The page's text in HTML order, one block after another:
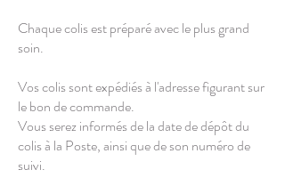
Chaque colis est préparé avec le plus grand
soin.
Vos colis sont expédiés à l'adresse figurant sur
le bon de commande.
Vous serez informés de la date de dépôt du
colis à la Poste, ainsi que de son numéro de
suivi.